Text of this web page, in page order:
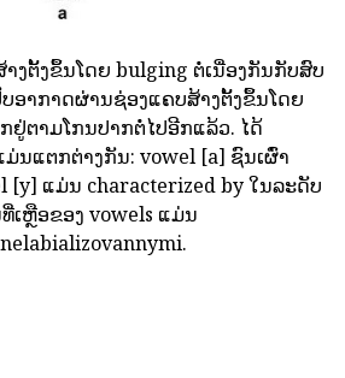
ງຕັ້ງຂຶ້ນໂດຍ bulging ຕໍ່ເນື່ອງກັນກັບສົບ
ອາກາດຜ່ານຊ່ອງແຄບສ້າງຕັ້ງຂຶ້ນໂດຍ
ຢູ່ຕາມໂກນປາກຕໍ່ໄປອີກແລ້ວ. ໄດ້
ນແຕກຕ່າງກັນ: vowel [a] ຊົນເຜົ່າ
[y] ແມ່ນ characterized by ໃນລະດັບ
ເຫຼືອຂອງ vowels ແມ່ນ